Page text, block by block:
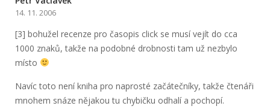
14. 11. 2006
[3] bohužel recenze pro časopis click se musí vejít do cca
1000 znaků, takže na podobné drobnosti tam už nezbylo
místo
Navíc toto není kniha pro naprosté začátečníky, takže čtenáři
mnohem snáze nějakou tu chybičku odhalí a pochopí.